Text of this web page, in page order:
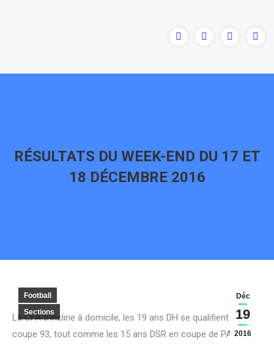
RÉSULTATS DU WEEK-END DU 17 ET
18 DÉCEMBRE 2016
Déc
19
2016
Football
Sections
La CFA s’incline à domicile, les 19 ans DH se qualifient en
coupe 93, tout comme les 15 ans DSR en coupe de PARIS.